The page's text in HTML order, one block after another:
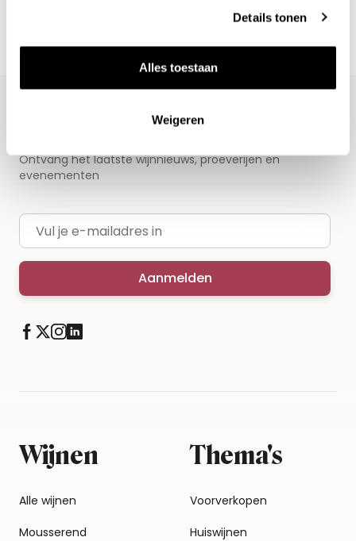
Details tonen
Alles toestaan
Weigeren
Gratis thuisbezorgd vanaf €115,00
Ontvang het laatste wijnnieuws, proeverijen en
evenementen
E-mailadres
Aanmelden
Wijnen
Alle wijnen
Mousserend
Thema's
Voorverkopen
Huiswijnen